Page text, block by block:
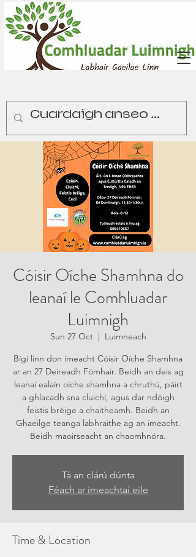
Cóisir Oíche Shamhna do
leanaí le Comhluadar
Luimnigh
Sun 27 Oct
  |
Luimneach
Bígí linn don imeacht Cóisir Oíche Shamhna
ar an 27 Deireadh Fómhair. Beidh an deis ag
leanaí ealaín oíche shamhna a chruthú, páirt
a ghlacadh sna cluichí, agus dar ndóigh
feistis bréige a chaitheamh. Beidh an
Ghaeilge teanga labhraithe ag an imeacht.
Beidh maoirseacht an chaomhnóra.
Tá an clárú dúnta
Féach ar imeachtaí eile
Time & Location